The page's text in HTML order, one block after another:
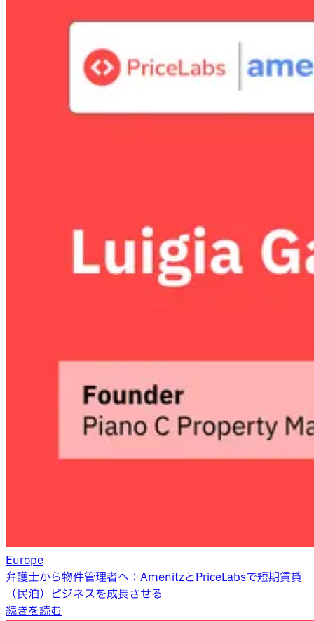
Europe
弁護士から物件管理者へ：AmenitzとPriceLabsで短期賃貸
（民泊）ビジネスを成長させる
続きを読む